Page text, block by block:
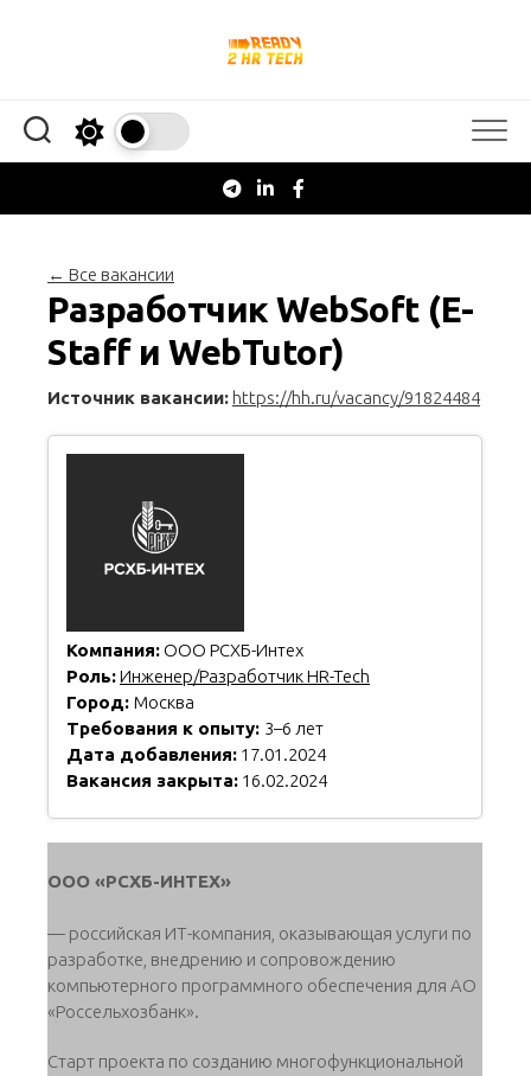
← Все вакансии
Разработчик WebSoft (E-
Staff и WebTutor)
Источник вакансии: https://hh.ru/vacancy/91824484
Компания: ООО РСХБ-Интех
Роль:Инженер/Разработчик HR-Tech
Город: Москва
Требования к опыту: 3–6 лет
Дата добавления: 17.01.2024
Вакансия закрыта: 16.02.2024
ООО «РСХБ-ИНТЕХ»
— российская ИТ-компания, оказывающая услуги по
разработке, внедрению и сопровождению
компьютерного программного обеспечения для АО
«Россельхозбанк».
Старт проекта по созданию многофункциональной